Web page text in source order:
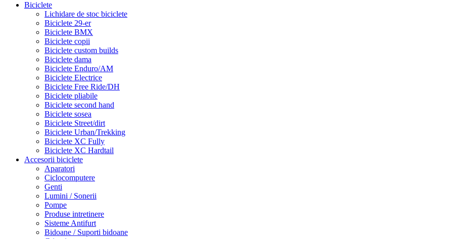
Biciclete
Lichidare de stoc biciclete
Biciclete 29-er
Biciclete BMX
Biciclete copii
Biciclete custom builds
Biciclete dama
Biciclete Enduro/AM
Biciclete Electrice
Biciclete Free Ride/DH
Biciclete pliabile
Biciclete second hand
Biciclete sosea
Biciclete Street/dirt
Biciclete Urban/Trekking
Biciclete XC Fully
Biciclete XC Hardtail
Accesorii biciclete
Aparatori
Ciclocomputere
Genti
Lumini / Sonerii
Pompe
Produse intretinere
Sisteme Antifurt
Bidoane / Suporti bidoane